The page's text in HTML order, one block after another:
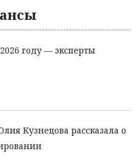
году — эксперты
Кузнецова рассказала о